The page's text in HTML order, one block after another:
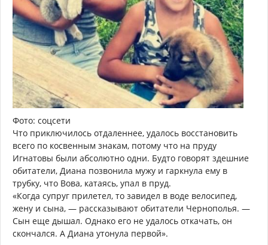
Фото: соцсети
Что приключилось отдаленнее, удалось восстановить
всего по косвенным знакам, потому что на пруду
Игнатовы были абсолютно одни. Будто говорят здешние
обитатели, Диана позвонила мужу и гаркнула ему в
трубку, что Вова, катаясь, упал в пруд.
«Когда супруг прилетел, то завидел в воде велосипед,
жену и сына, — рассказывают обитатели Чернополья. —
Сын еще дышал. Однако его не удалось откачать, он
скончался. А Диана утонула первой».